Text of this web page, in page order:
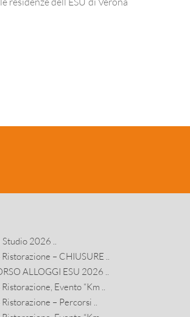
2026 ..
– CHIUSURE ..
ALLOGGI ESU 2026 ..
Evento “Km ..
– Percorsi ..